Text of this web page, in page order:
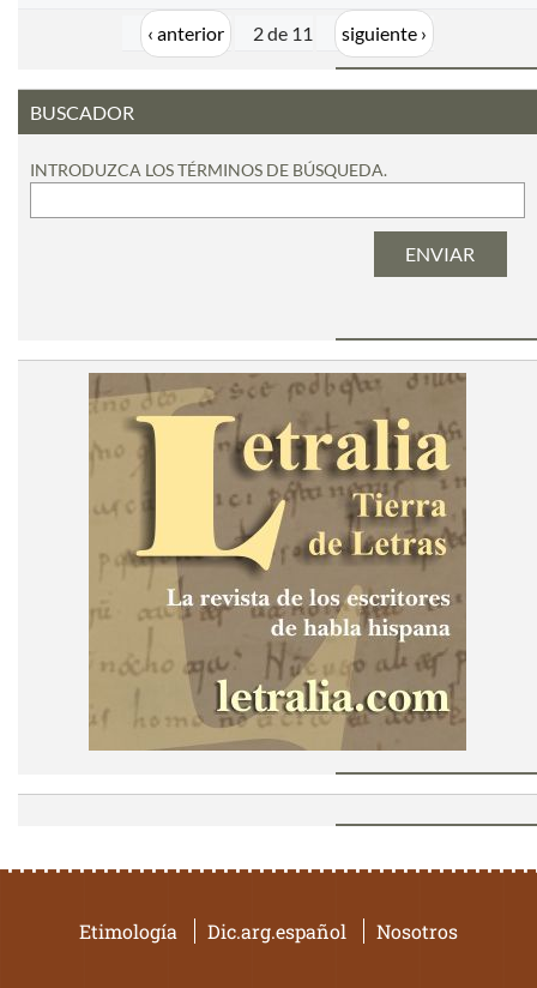
‹ anterior 2 de 11 siguiente ›
BUSCADOR
INTRODUZCA LOS TÉRMINOS DE BÚSQUEDA.
Etimología Dic.arg.español Nosotros